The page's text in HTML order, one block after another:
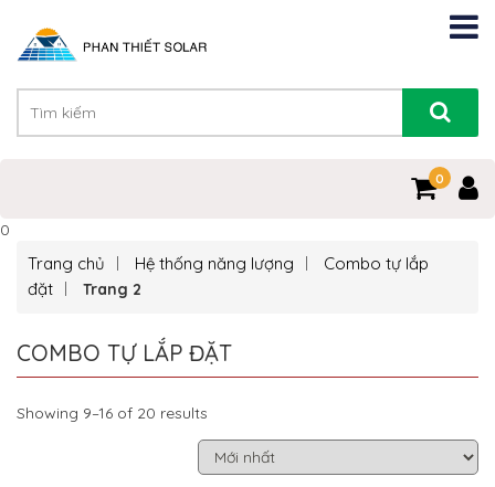
0
0
Trang chủ Hệ thống năng lượng
Combo tự lắp
đặt
Trang 2
COMBO TỰ LẮP ĐẶT
Showing 9–16 of 20 results